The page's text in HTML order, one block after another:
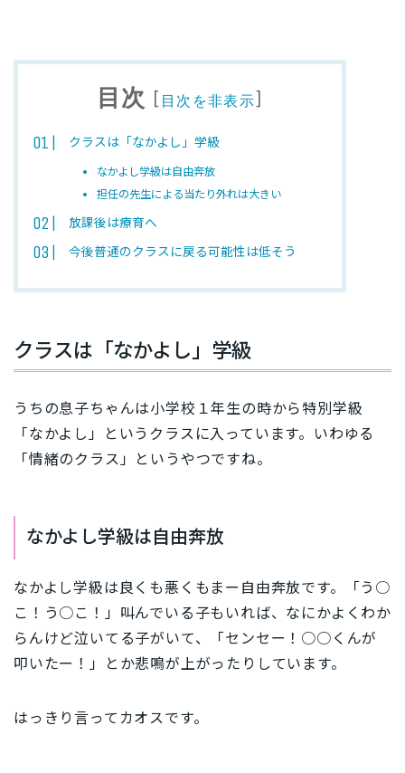
目次 [ 目次を非表示]
クラスは「なかよし」学級
なかよし学級は自由奔放
担任の先生による当たり外れは大きい
放課後は療育へ
今後普通のクラスに戻る可能性は低そう
クラスは「なかよし」学級
うちの息子ちゃんは小学校１年生の時から特別学級
「なかよし」というクラスに入っています。いわゆる
「情緒のクラス」というやつですね。
なかよし学級は自由奔放
なかよし学級は良くも悪くもまー自由奔放です。「う○
こ！う○こ！」叫んでいる子もいれば、なにかよくわか
らんけど泣いてる子がいて、「センセー！○○くんが
叩いたー！」とか悲鳴が上がったりしています。
はっきり言ってカオスです。